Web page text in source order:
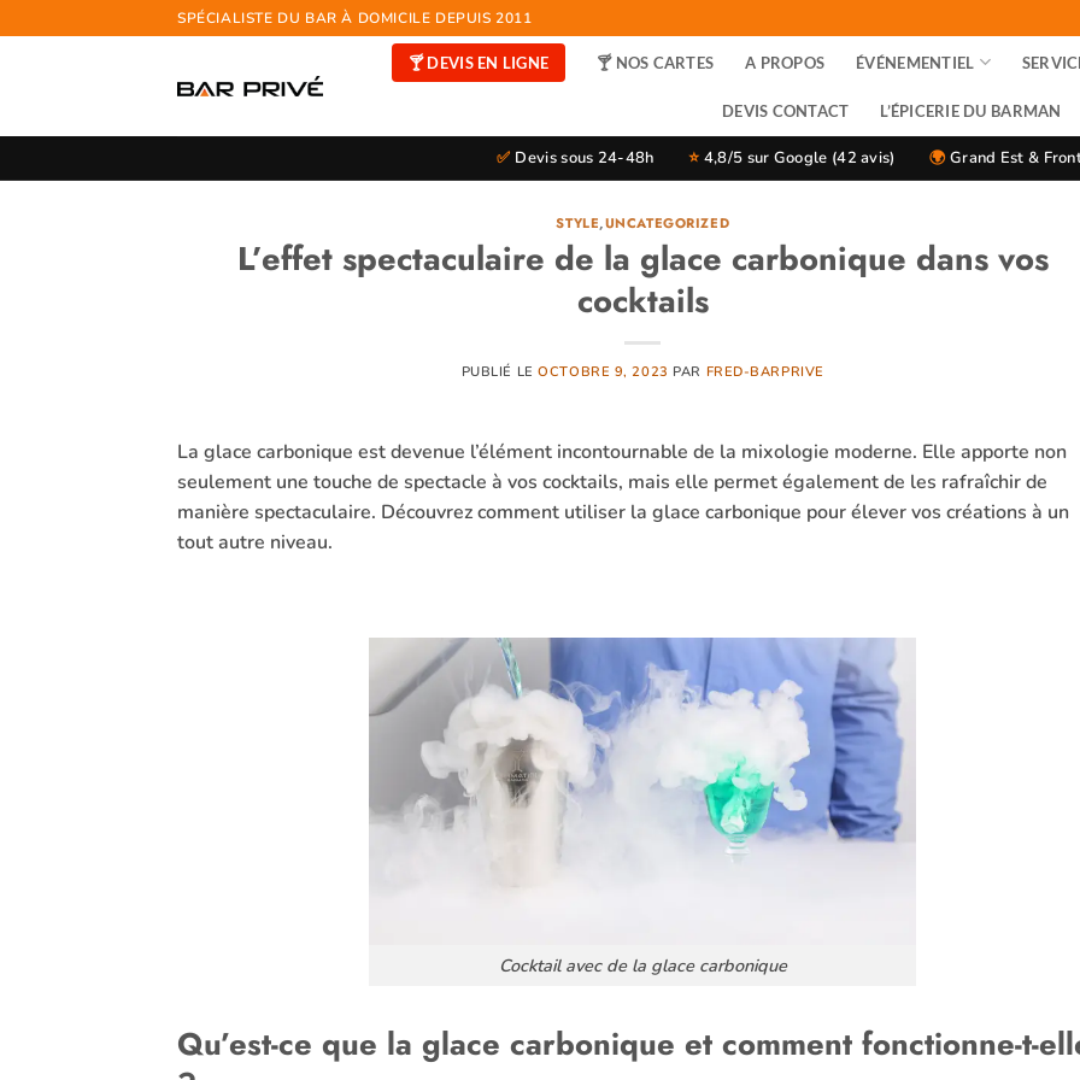
au
SPÉCIALISTE DU BAR À DOMICILE DEPUIS 2011
🍸 DEVIS EN LIGNE 🍸 NOS CARTES A PROPOS ÉVÉNEMENTIEL
DEVIS CONTACT L’ÉPICERIE DU BARMAN
✅ Devis sous 24-48h ⭐ 4,8/5 sur Google (42 avis) 🌍 Grand Est &
STYLE,UNCATEGORIZED
L’effet spectaculaire de la glace carbonique dans vos
cocktails
PUBLIÉ LEOCTOBRE 9, 2023 PAR FRED-BARPRIVE
La glace carbonique est devenue l’élément incontournable de la mixologie moderne. Elle apporte non
seulement une touche de spectacle à vos cocktails, mais elle permet également de les rafraîchir de
manière spectaculaire. Découvrez comment utiliser la glace carbonique pour élever vos créations à un
tout autre niveau.
Cocktail avec de la glace carbonique
Qu’est-ce que la glace carbonique et comment fonctionne-t-